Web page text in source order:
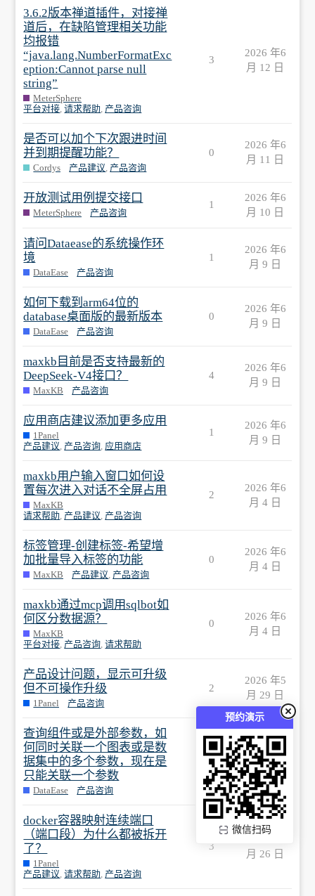
预约演示
微信扫码
3.6.2版本禅道插件，对接禅
道后，在缺陷管理相关功能
均报错
“java.lang.NumberFormatExc
eption:Cannot parse null
string”
MeterSphere
平台对接,请求帮助, 产品咨询
3
2026 年6
月 12 日
是否可以加个下次跟进时间
并到期提醒功能？
Cordys 产品建议, 产品咨询
0
2026 年6
月 11 日
开放测试用例提交接口
MeterSphere 产品咨询
1
2026 年6
月 10 日
请问Dataease的系统操作环
境
DataEase 产品咨询
1
2026 年6
月 9 日
如何下载到arm64位的
database桌面版的最新版本
DataEase 产品咨询
0
2026 年6
月 9 日
maxkb目前是否支持最新的
DeepSeek-V4接口？
MaxKB 产品咨询
4
2026 年6
月 9 日
应用商店建议添加更多应用
1Panel
产品建议, 产品咨询, 应用商店
1
2026 年6
月 9 日
maxkb用户输入窗口如何设
置每次进入对话不全屏占用
MaxKB
请求帮助, 产品建议, 产品咨询
2
2026 年6
月 4 日
标签管理-创建标签-希望增
加批量导入标签的功能
MaxKB 产品建议, 产品咨询
0
2026 年6
月 4 日
maxkb通过mcp调用sqlbot如
何区分数据源？
MaxKB
平台对接, 产品咨询,请求帮助
0
2026 年6
月 4 日
产品设计问题，显示可升级
但不可操作升级
1Panel 产品咨询
2
2026 年5
月 29 日
查询组件或是外部参数，如
何同时关联一个图表或是数
据集中的多个参数，现在是
只能关联一个参数
DataEase 产品咨询
3
2026 年5
月 28 日
docker容器映射连续端口
（端口段）为什么都被拆开
了？
1Panel
产品建议,请求帮助, 产品咨询
3
月 26 日